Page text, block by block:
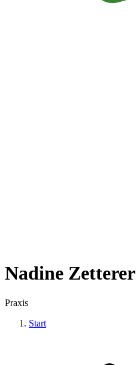
Nadine Zetterer
Praxis
Start